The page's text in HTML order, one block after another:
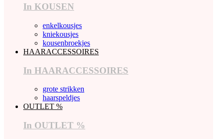
In KOUSEN
enkelkousjes
kniekousjes
kousenbroekjes
HAARACCESSOIRES
In HAARACCESSOIRES
grote strikken
haarspeldjes
OUTLET %
In OUTLET %